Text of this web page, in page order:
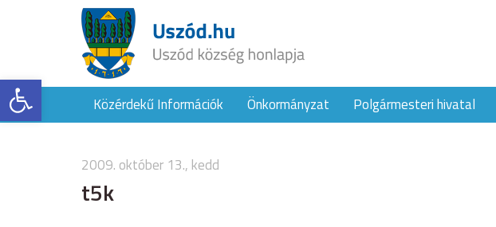
Eszköztár megnyitásaKözérdekű Információk Önkormányzat Polgármesteri hivatal
2009. október 13., kedd
t5k